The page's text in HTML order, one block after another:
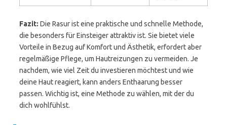
Fazit: Die Rasur ist eine praktische und schnelle Methode,
die besonders für Einsteiger attraktiv ist. Sie bietet viele
Vorteile in Bezug auf Komfort und Ästhetik, erfordert aber
regelmäßige Pflege, um Hautreizungen zu vermeiden. Je
nachdem, wie viel Zeit du investieren möchtest und wie
deine Haut reagiert, kann anders Enthaarung besser
passen. Wichtig ist, eine Methode zu wählen, mit der du
dich wohlfühlst.